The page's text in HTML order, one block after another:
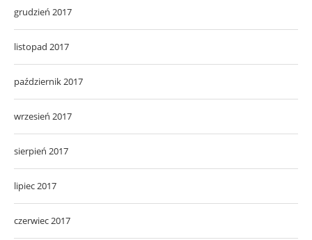
grudzień 2017
listopad 2017
październik 2017
wrzesień 2017
sierpień 2017
lipiec 2017
czerwiec 2017